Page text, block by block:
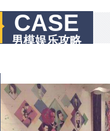
CASE
男模娱乐攻略